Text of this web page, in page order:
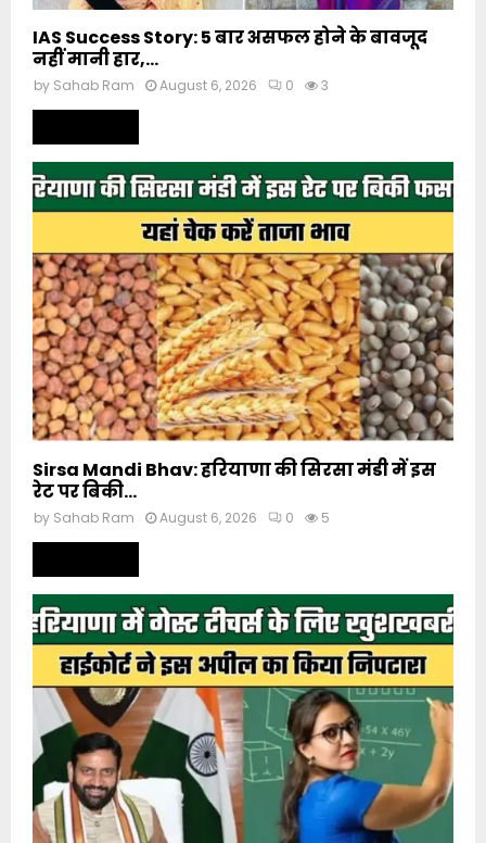
IAS Success Story: 5 बार असफल होने के बावजूद
नहीं मानी हार,...
by Sahab Ram August 6, 2026 0 3
Sirsa Mandi Bhav: हरियाणा की सिरसा मंडी में इस
रेट पर बिकी...
by Sahab Ram August 6, 2026 0 5